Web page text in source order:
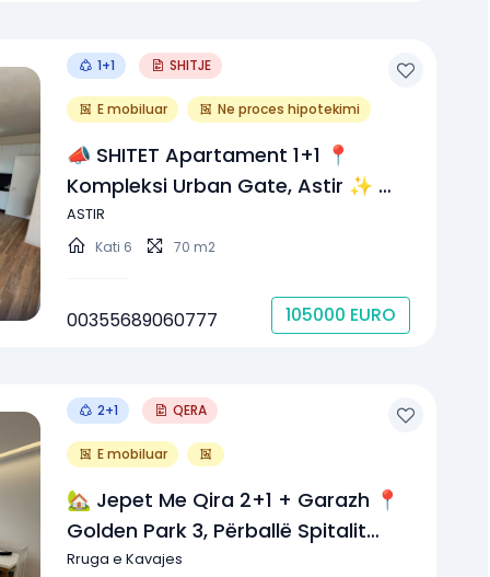
1+1 SHITJE
E mobiluar Ne proces hipotekimi
📣 SHITET Apartament 1+1 📍
Kompleksi Urban Gate, Astir ✨ 💶
Cmimi 105.000 Euro
ASTIR
Kati 6 70 m2
00355689060777 105000 EURO
2+1 QERA
E mobiluar
🏡 Jepet Me Qira 2+1 + Garazh 📍
Golden Park 3, Përballë Spitalit
Amerikan 3, Rruga E Kavajës💰 700
Rruga e Kavajes